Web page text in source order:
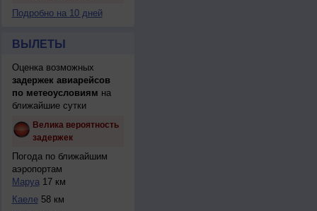
Подробно на 10 дней
ВЫЛЕТЫ
Оценка возможных
задержек авиарейсов
по метеоусловиям на
ближайшие сутки
Велика вероятность
задержек
Погода по ближайшим
аэропортам
Маруа17 км
Каеле58 км